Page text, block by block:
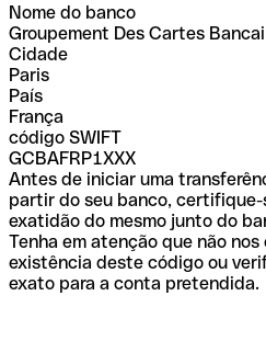
Nome do banco
Groupement Des Cartes
Cidade
Paris
País
França
código SWIFT
GCBAFRP1XXX
Antes de iniciar uma
partir do seu banco,
exatidão do mesmo junto do
Tenha em atenção que não
existência deste código ou
exato para a conta pretendida.